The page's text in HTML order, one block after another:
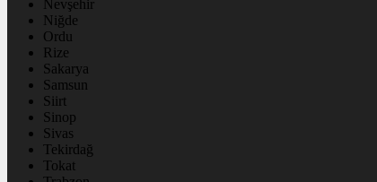
Nevşehir
Niğde
Ordu
Rize
Sakarya
Samsun
Siirt
Sinop
Sivas
Tekirdağ
Tokat